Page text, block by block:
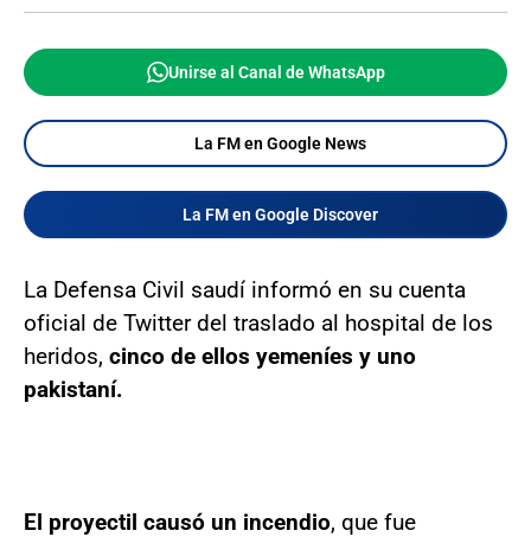
Unirse al Canal de WhatsApp
La FM en Google News
La FM en Google Discover
La Defensa Civil saudí informó en su cuenta
oficial de Twitter del traslado al hospital de los
heridos, cinco de ellos yemeníes y uno
pakistaní.
El proyectil causó un incendio, que fue